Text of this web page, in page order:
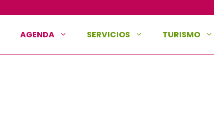
AGENDA SERVICIOS TURISMO